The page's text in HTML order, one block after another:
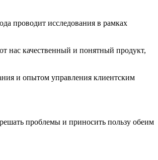
проводит исследования в рамках
нас качественный и понятный продукт,
и опытом управления клиентским
проблемы и приносить пользу обеим